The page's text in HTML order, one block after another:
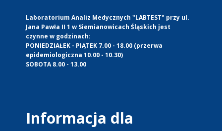
Laboratorium Analiz Medycznych "LABTEST" przy ul.
Jana Pawła II 1 w Siemianowicach Śląskich jest
czynne w godzinach:
PONIEDZIAŁEK - PIĄTEK 7.00 - 18.00 (przerwa
epidemiologiczna 10.00 - 10.30)
SOBOTA 8.00 - 13.00
Informacja dla